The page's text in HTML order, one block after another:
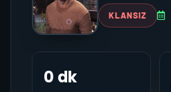
KLANSIZ
0 dk